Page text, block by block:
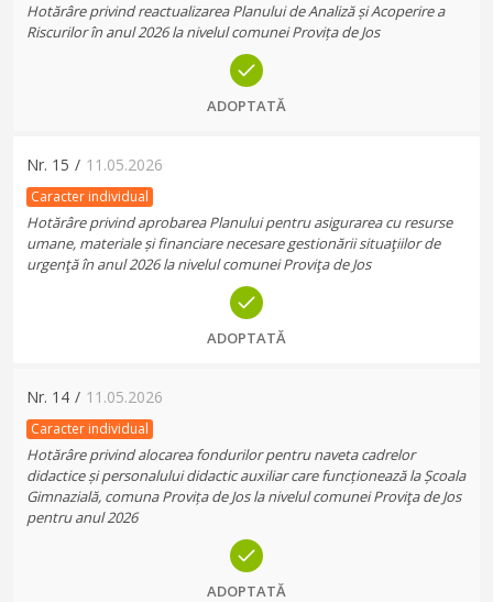
Hotărâre privind reactualizarea Planului de Analiză și Acoperire a
Riscurilor în anul 2026 la nivelul comunei Provița de Jos
ADOPTATĂ
Nr. 15 / 11.05.2026
Caracter individual
Hotărâre privind aprobarea Planului pentru asigurarea cu resurse
umane, materiale și financiare necesare gestionării situaţiilor de
urgenţă în anul 2026 la nivelul comunei Proviţa de Jos
ADOPTATĂ
Nr. 14 / 11.05.2026
Caracter individual
Hotărâre privind alocarea fondurilor pentru naveta cadrelor
didactice și personalului didactic auxiliar care funcționează la Școala
Gimnazială, comuna Provița de Jos la nivelul comunei Proviţa de Jos
pentru anul 2026
ADOPTATĂ